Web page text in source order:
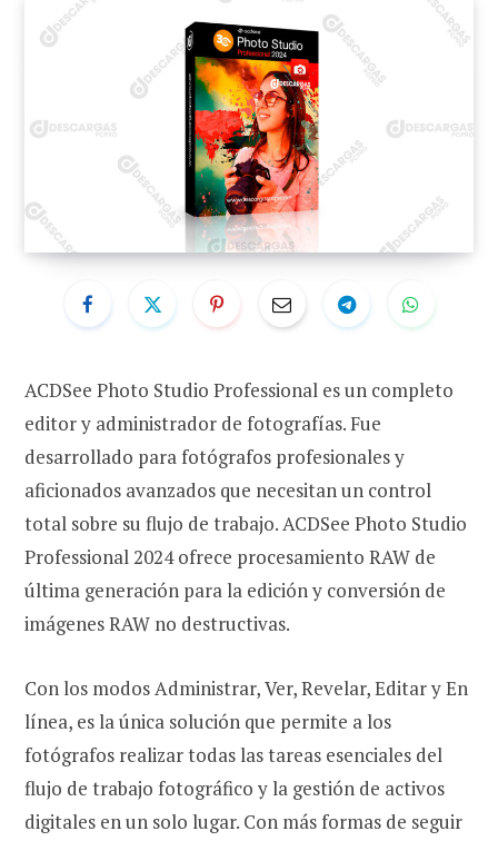
ACDSee Photo Studio Professional es un completo
editor y administrador de fotografías. Fue
desarrollado para fotógrafos profesionales y
aficionados avanzados que necesitan un control
total sobre su flujo de trabajo. ACDSee Photo Studio
Professional 2024 ofrece procesamiento RAW de
última generación para la edición y conversión de
imágenes RAW no destructivas.
Con los modos Administrar, Ver, Revelar, Editar y En
línea, es la única solución que permite a los
fotógrafos realizar todas las tareas esenciales del
flujo de trabajo fotográfico y la gestión de activos
digitales en un solo lugar. Con más formas de seguir